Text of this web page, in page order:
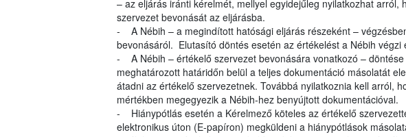
– az eljárás iránti kérelmét, mellyel egyidejűleg nyilatkozhat arról,
szervezet bevonását az eljárásba.
- A Nébih – a megindított hatósági eljárás részeként –
bevonásáról. Elutasító döntés esetén az értékelést a Nébih végzi
- A Nébih – értékelő szervezet bevonására vonatkozó –
meghatározott határidőn belül a teljes dokumentáció másolatát
átadni az értékelő szervezetnek. Továbbá nyilatkoznia kell arról,
mértékben megegyezik a Nébih-hez benyújtott dokumentációval.
- Hiánypótlás esetén a Kérelmező köteles az értékelő
elektronikus úton (E-papíron) megküldeni a hiánypótlások